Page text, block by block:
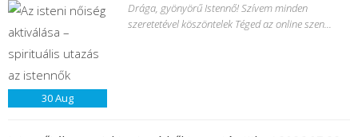
30Aug
Drága, gyönyörű Istennő! Szívem minden
szeretetével köszöntelek Téged az online szen...